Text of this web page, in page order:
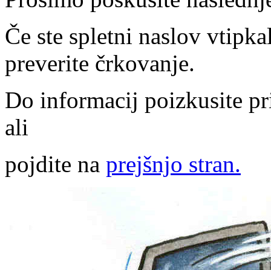
Če ste spletni naslov
preverite črkovanje.
Do informacij poizkusite
ali
pojdite na prejšnjo stran.